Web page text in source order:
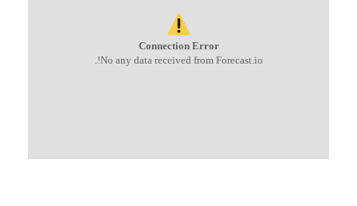
Connection Error
No any data received from Forecast.io!.